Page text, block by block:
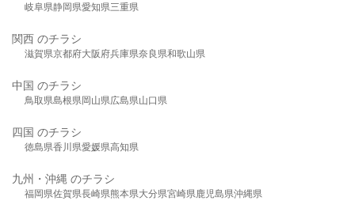
岐阜県静岡県愛知県三重県
関西 のチラシ
滋賀県京都府大阪府兵庫県奈良県和歌山県
中国 のチラシ
鳥取県島根県岡山県広島県山口県
四国 のチラシ
徳島県香川県愛媛県高知県
九州・沖縄 のチラシ
福岡県佐賀県長崎県熊本県大分県宮崎県鹿児島県沖縄県